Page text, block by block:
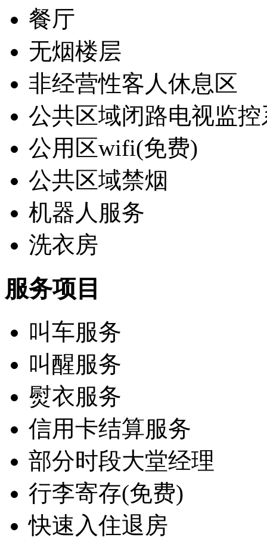
餐厅
无烟楼层
非经营性客人休息区
公共区域闭路电视监控
公用区wifi(免费)
公共区域禁烟
机器人服务
洗衣房
服务项目
叫车服务
叫醒服务
熨衣服务
信用卡结算服务
部分时段大堂经理
行李寄存(免费)
快速入住退房